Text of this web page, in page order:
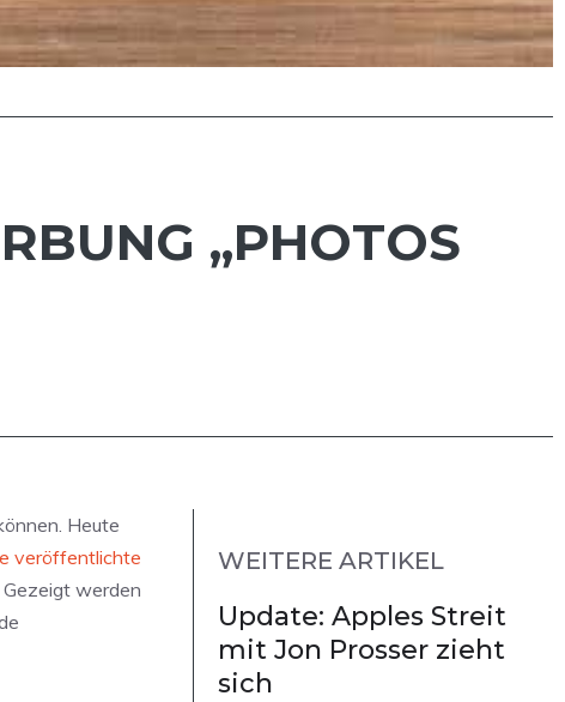
„PHOTOS
Heute
veröffentlichte
werden
WEITERE ARTIKEL
Update: Apples Streit
mit Jon Prosser zieht
sich